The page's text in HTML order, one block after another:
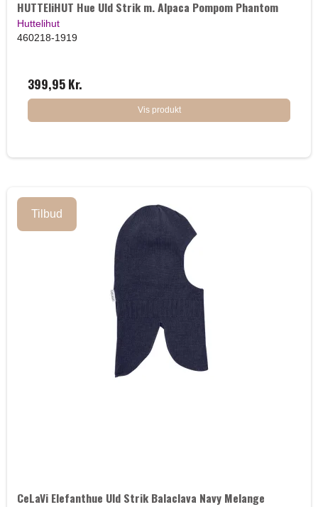
HUTTEliHUT Hue Uld Strik m. Alpaca Pompom Phantom
Huttelihut
460218-1919
399,95 Kr.
Vis produkt
Tilbud
CeLaVi Elefanthue Uld Strik Balaclava Navy Melange